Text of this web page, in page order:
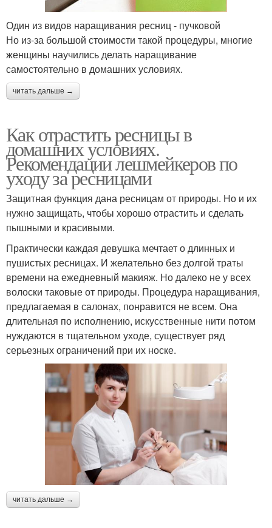
Один из видов наращивания ресниц - пучковой
Но из-за большой стоимости такой процедуры, многие
женщины научились делать наращивание
самостоятельно в домашних условиях.
читать дальше →
Как отрастить ресницы в
домашних условиях.
Рекомендации лешмейкеров по
уходу за ресницами
Защитная функция дана ресницам от природы. Но и их
нужно защищать, чтобы хорошо отрастить и сделать
пышными и красивыми.
Практически каждая девушка мечтает о длинных и
пушистых ресницах. И желательно без долгой траты
времени на ежедневный макияж. Но далеко не у всех
волоски таковые от природы. Процедура наращивания,
предлагаемая в салонах, понравится не всем. Она
длительная по исполнению, искусственные нити потом
нуждаются в тщательном уходе, существует ряд
серьезных ограничений при их носке.
читать дальше →